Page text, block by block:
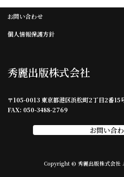
お問い合わせ
個人情報保護方針
秀麗出版株式会社
〒105-0013 東京都港区浜松町2丁目2番15
FAX: 050-3488-2769
お問い合
Copyright © 秀麗出版株式会